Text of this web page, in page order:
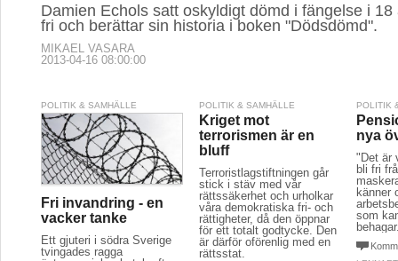
Damien Echols satt oskyldigt dömd i fängelse i 18
fri och berättar sin historia i boken "Dödsdömd".
MIKAEL VASARA
2013-04-16 08:00:00
POLITIK & SAMHÄLLE
Fri invandring - en
vacker tanke
Ett gjuteri i södra Sverige
tvingades ragga
POLITIK & SAMHÄLLE
Kriget mot
terrorismen är en
bluff
Terroristlagstiftningen går
stick i stäv med vår
rättssäkerhet och urholkar
våra demokratiska fri- och
rättigheter, då den öppnar
för ett totalt godtycke. Den
är därför oförenlig med en
rättsstat.
POLITIK
nya
"Det är
bli fri
känner
som